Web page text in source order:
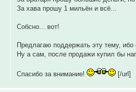
За хава прошу 1 мильён и всё...
Собсно... вот!
Предлагаю поддержать эту тему, ибо
Ну а сам, после продажи купил бы
Спасибо за внимание! [/url]